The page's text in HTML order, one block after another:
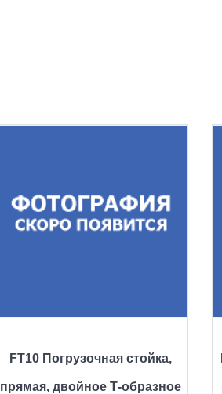
FT10 Погрузочная стойка,
прямая, двойное Т-образное